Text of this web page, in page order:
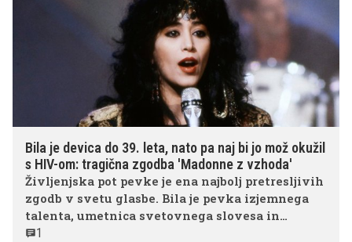
Bila je devica do 39. leta, nato pa naj bi jo mož okužil
s HIV-om: tragična zgodba 'Madonne z vzhoda'
Življenjska pot pevke je ena najbolj pretresljivih
zgodb v svetu glasbe. Bila je pevka izjemnega
talenta, umetnica svetovnega slovesa in
ženska, ki je s svojim glasom povezovala
1